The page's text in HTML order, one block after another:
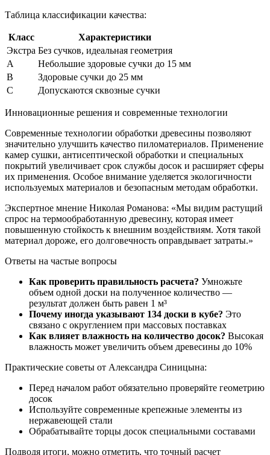
Таблица классификации качества:
Класс
Характеристики
Экстра Без сучков, идеальная геометрия
A
Небольшие здоровые сучки до 15 мм
B
Здоровые сучки до 25 мм
C
Допускаются сквозные сучки
Инновационные решения и современные технологии
Современные технологии обработки древесины позволяют
значительно улучшить качество пиломатериалов. Применение
камер сушки, антисептической обработки и специальных
покрытий увеличивает срок службы досок и расширяет сферы
их применения. Особое внимание уделяется экологичности
используемых материалов и безопасным методам обработки.
Экспертное мнение Николая Романова: «Мы видим растущий
спрос на термообработанную древесину, которая имеет
повышенную стойкость к внешним воздействиям. Хотя такой
материал дороже, его долговечность оправдывает затраты.»
Ответы на частые вопросы
Как проверить правильность расчета? Умножьте
объем одной доски на полученное количество —
результат должен быть равен 1 м³
Почему иногда указывают 134 доски в кубе? Это
связано с округлением при массовых поставках
Как влияет влажность на количество досок? Высокая
влажность может увеличить объем древесины до 10%
Практические советы от Александра Синицына:
Перед началом работ обязательно проверяйте геометрию
досок
Используйте современные крепежные элементы из
нержавеющей стали
Обрабатывайте торцы досок специальными составами
Подводя итоги, можно отметить, что точный расчет